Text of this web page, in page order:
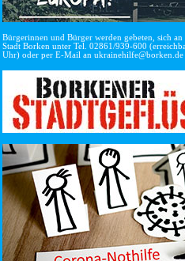
Bürgerinnen und Bürger werden gebeten, sich
Stadt Borken unter Tel. 02861/939-600
Uhr) oder per E-Mail an ukrainehilfe@borken.de